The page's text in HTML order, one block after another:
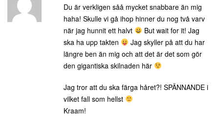
Du är verkligen såå mycket snabbare än mig
haha! Skulle vi gå ihop hinner du nog två varv
när jag hunnit ett halvt
But wait for it! Jag
ska ha upp takten
Jag skyller på att du har
längre ben än mig och att det är det som gör
den gigantiska skilnaden här
Jag tror att du ska färga håret?! SPÄNNANDE i
vilket fall som hellst
Kraam!